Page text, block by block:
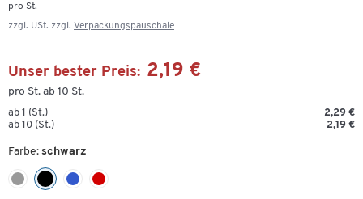
pro St.
zzgl. USt. zzgl. Verpackungspauschale
Unser bester Preis: 2,19 €
pro St. ab 10 St.
ab 1 (St.)
2,29 €
ab 10 (St.)
2,19 €
Farbe: schwarz